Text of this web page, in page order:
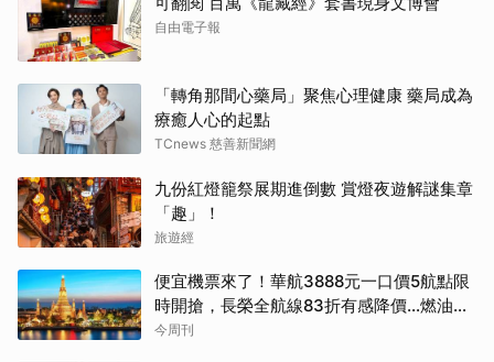
自由電子報
「轉角那間心藥局」聚焦心理健康 藥局成為
療癒人心的起點
TCnews 慈善新聞網
九份紅燈籠祭展期進倒數 賞燈夜遊解謎集章
「趣」！
旅遊經
便宜機票來了！華航3888元一口價5航點限
時開搶，長榮全航線83折有感降價…燃油稅
8/9調漲早買早省
今周刊